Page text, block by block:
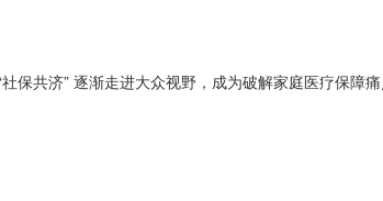
保共济” 逐渐走进大众视野，成为破解家庭医疗保